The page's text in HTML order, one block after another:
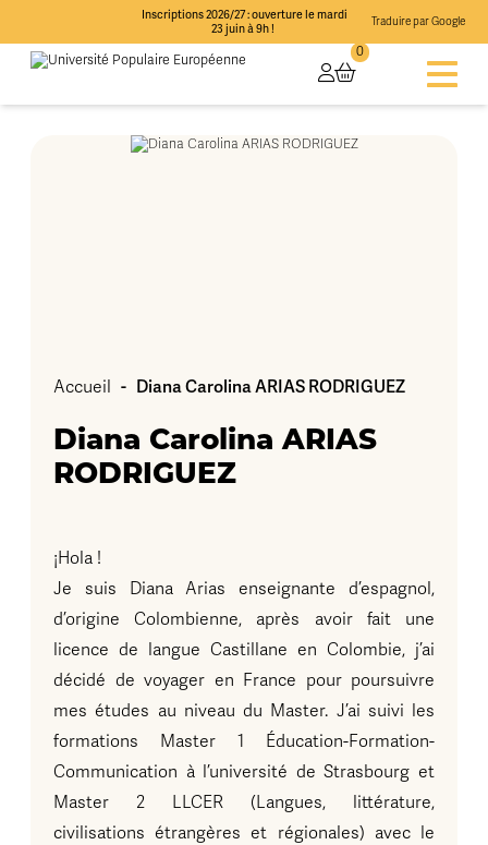
Inscriptions 2026/27 : ouverture le mardi
23 juin à 9h !
Traduire par Google
0
Accueil - Diana Carolina ARIAS RODRIGUEZ
Diana Carolina ARIAS
RODRIGUEZ
¡Hola !
Je suis Diana Arias enseignante d’espagnol,
d’origine Colombienne, après avoir fait une
licence de langue Castillane en Colombie, j’ai
décidé de voyager en France pour poursuivre
mes études au niveau du Master. J’ai suivi les
formations Master 1 Éducation-Formation-
Communication à l’université de Strasbourg et
Master 2 LLCER (Langues, littérature,
civilisations étrangères et régionales) avec le